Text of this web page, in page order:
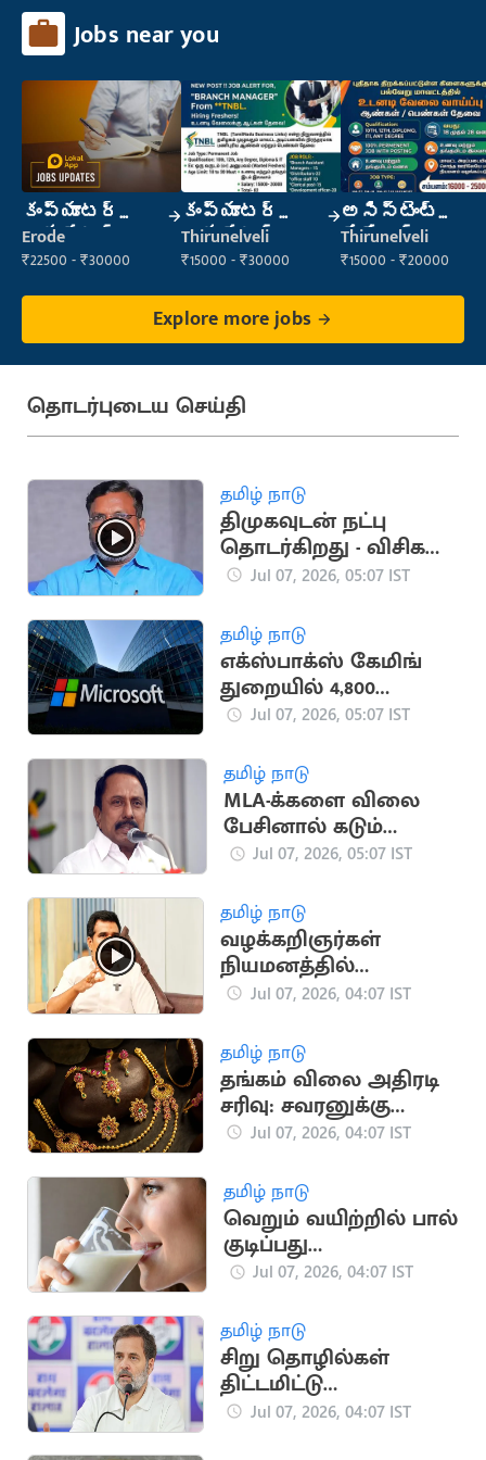
Jobs near you
కంప్యూటర్
ఆపరేటర్
Erode
₹22500 - ₹30000
కంప్యూటర్
ఆపరేటర్
Thirunelveli
₹15000 - ₹30000
అసిస్టెంట్
మేనేజర్
Thirunelveli
₹15000 - ₹20000
Explore more jobs
தொடர்புடைய செய்தி
தமிழ் நாடு
திமுகவுடன் நட்பு
தொடர்கிறது - விசிக
தலைவர்
Jul 07, 2026, 05:07 IST
தமிழ் நாடு
எக்ஸ்பாக்ஸ் கேமிங்
துறையில் 4,800
ஊழியர்களை
மைக்ரோசாப்ட்
Jul 07, 2026, 05:07 IST
தமிழ் நாடு
MLA-க்களை விலை
பேசினால் கடும்
தண்டனை:
செங்கோட்டையன்
எச்சரிக்கை
Jul 07, 2026, 05:07 IST
தமிழ் நாடு
வழக்கறிஞர்கள்
நியமனத்தில்
முறைகேடா? -
நிர்மல்குமார் விளக்கம்
Jul 07, 2026, 04:07 IST
தமிழ் நாடு
தங்கம் விலை அதிரடி
சரிவு: சவரனுக்கு
ரூ.1,280 குறைந்தது
Jul 07, 2026, 04:07 IST
தமிழ் நாடு
வெறும் வயிற்றில் பால்
குடிப்பது
உடல்நலத்திற்கு தீங்கு
Jul 07, 2026, 04:07 IST
தமிழ் நாடு
சிறு தொழில்கள்
திட்டமிட்டு
நசுக்கப்படுகின்றன:
Jul 07, 2026, 04:07 IST